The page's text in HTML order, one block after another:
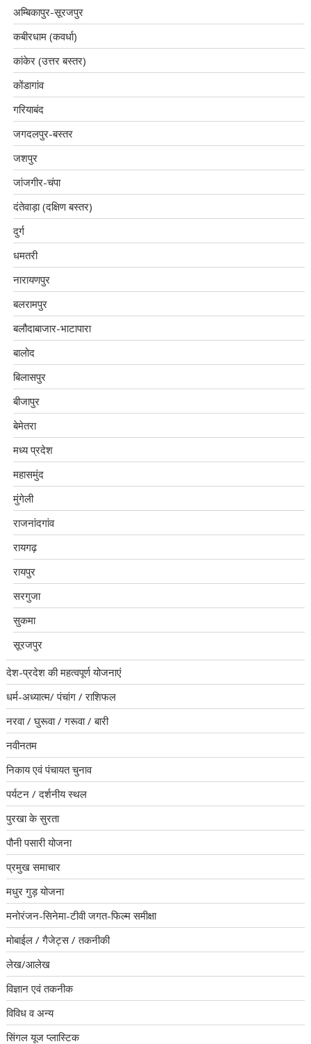
अम्बिकापुर-सूरजपुर
कबीरधाम (कवर्धा)
कांकेर (उत्तर बस्तर)
कोंडागांव
गरियाबंद
जगदलपुर-बस्तर
जशपुर
जांजगीर-चंपा
दंतेवाड़ा (दक्षिण बस्तर)
दुर्ग
धमतरी
नारायणपुर
बलरामपुर
बलौदाबाजार-भाटापारा
बालोद
बिलासपुर
बीजापुर
बेमेतरा
मध्य प्रदेश
महासमुंद
मुंगेली
राजनांदगांव
रायगढ़
रायपुर
सरगुजा
सुकमा
सूरजपुर
देश-प्रदेश की महत्वपूर्ण योजनाएं
धर्म-अध्यात्म/ पंचांग / राशिफल
नरवा / घुरूवा / गरूवा / बारी
नवीनतम
निकाय एवं पंचायत चुनाव
पर्यटन / दर्शनीय स्थल
पुरखा के सुरता
पौनी पसारी योजना
प्रमुख समाचार
मधुर गुड़ योजना
मनोरंजन-सिनेमा-टीवी जगत-फिल्म समीक्षा
मोबाईल / गैजेट्स / तकनीकी
लेख/आलेख
विज्ञान एवं तकनीक
विविध व अन्य
सिंगल यूज प्लास्टिक